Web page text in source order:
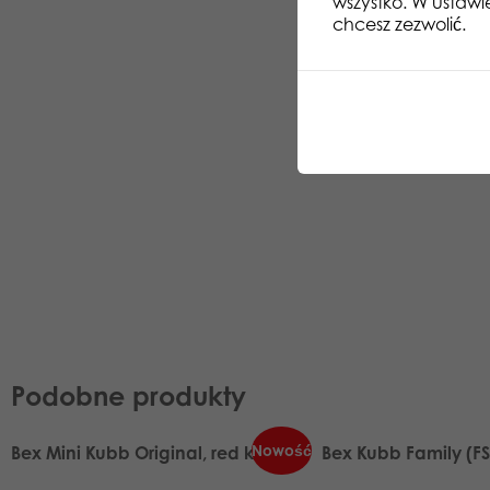
Podobne produkty
Nowość
Bex Mini Kubb Original, red king Bex Kubb Family
chcesz zezwolić.